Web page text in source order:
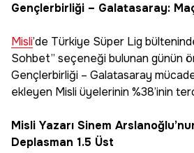
Gençlerbirliği – Galatasaray:
Misli’de Türkiye Süper Lig
Sohbet” seçeneği bulunan günün
Gençlerbirliği – Galatasaray
ekleyen Misli üyelerinin %38’inin
Misli Yazarı Sinem
Deplasman 1.5 Üst